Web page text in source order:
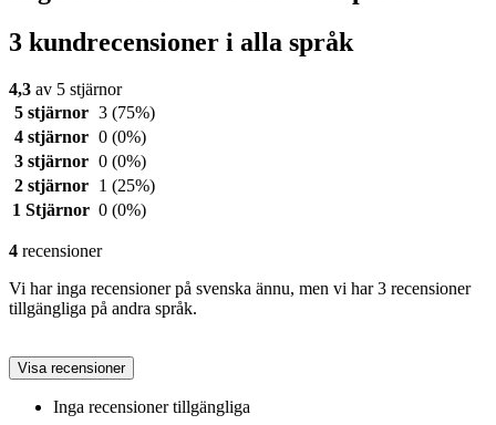
3 kundrecensioner i alla språk
4,3 av 5 stjärnor
5 stjärnor 3 (75%)
4 stjärnor 0 (0%)
3 stjärnor 0 (0%)
2 stjärnor
1 (25%)
1 Stjärnor 0 (0%)
4 recensioner
Vi har inga recensioner på svenska ännu, men vi har 3 recensioner
tillgängliga på andra språk.
Visa recensioner
Inga recensioner tillgängliga